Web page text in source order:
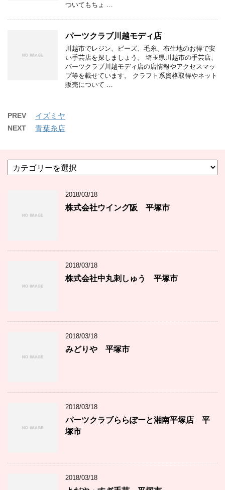
ついてもちょ …
パーツクラブ川越モディ店
川越市でレジン、ビーズ、毛糸、布生地のお得で安
い手芸店を探しましょう。 埼玉県川越市の手芸店、
パーツクラブ川越モディ店の店情報やアクセスマッ
プ等を載せています。 クラフト系資格取得やネット
販売について …
PREV イズミヤ
NEXT 青葉糸店
テ
2018/03/18
株式会社ウイング阪 平塚市
2018/03/18
株式会社中丸刺しゅう 平塚市
2018/03/18
みどりや 平塚市
2018/03/18
パーツクラブららぽーと湘南平塚店 平
塚市
2018/03/18